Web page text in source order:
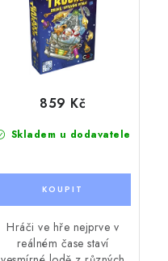
Skladem u dodavatele
859 Kč
Hráči ve hře nejprve v
reálném čase staví